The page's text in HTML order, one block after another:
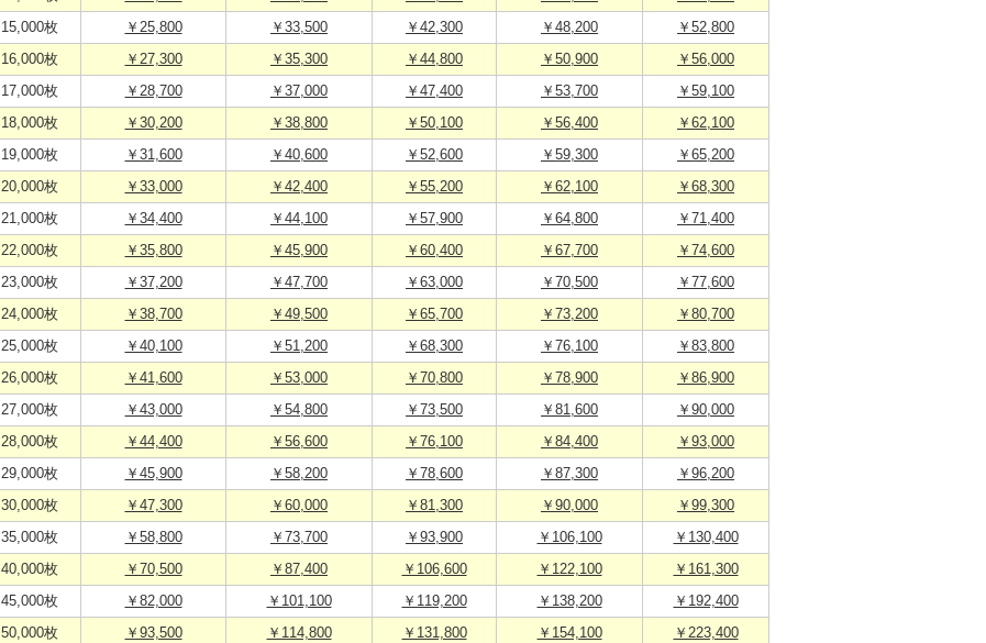
15,000枚 ￥25,800 ￥33,500 ￥42,300 ￥48,200 ￥52,800
16,000枚 ￥27,300 ￥35,300 ￥44,800 ￥50,900 ￥56,000
17,000枚 ￥28,700 ￥37,000 ￥47,400 ￥53,700 ￥59,100
18,000枚 ￥30,200 ￥38,800 ￥50,100 ￥56,400 ￥62,100
19,000枚 ￥31,600 ￥40,600 ￥52,600 ￥59,300 ￥65,200
20,000枚 ￥33,000 ￥42,400 ￥55,200 ￥62,100 ￥68,300
21,000枚 ￥34,400 ￥44,100 ￥57,900 ￥64,800 ￥71,400
22,000枚 ￥35,800 ￥45,900 ￥60,400 ￥67,700 ￥74,600
23,000枚 ￥37,200 ￥47,700 ￥63,000 ￥70,500 ￥77,600
24,000枚 ￥38,700 ￥49,500 ￥65,700 ￥73,200 ￥80,700
25,000枚 ￥40,100 ￥51,200 ￥68,300 ￥76,100 ￥83,800
26,000枚 ￥41,600 ￥53,000 ￥70,800 ￥78,900 ￥86,900
27,000枚 ￥43,000 ￥54,800 ￥73,500 ￥81,600 ￥90,000
28,000枚 ￥44,400 ￥56,600 ￥76,100 ￥84,400 ￥93,000
29,000枚 ￥45,900 ￥58,200 ￥78,600 ￥87,300 ￥96,200
30,000枚 ￥47,300 ￥60,000 ￥81,300 ￥90,000 ￥99,300
35,000枚 ￥58,800 ￥73,700 ￥93,900 ￥106,100 ￥130,400
40,000枚 ￥70,500 ￥87,400 ￥106,600 ￥122,100 ￥161,300
45,000枚 ￥82,000 ￥101,100 ￥119,200 ￥138,200 ￥192,400
50,000枚 ￥93,500 ￥114,800 ￥131,800 ￥154,100 ￥223,400